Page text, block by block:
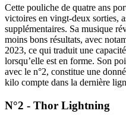
Cette pouliche de quatre ans
victoires en vingt-deux sorties,
supplémentaires. Sa musique
moins bons résultats, avec
2023, ce qui traduit une
lorsqu’elle est en forme. Son
avec le n°2, constitue une
kilo compte dans la dernière
N°2 - Thor Lightning